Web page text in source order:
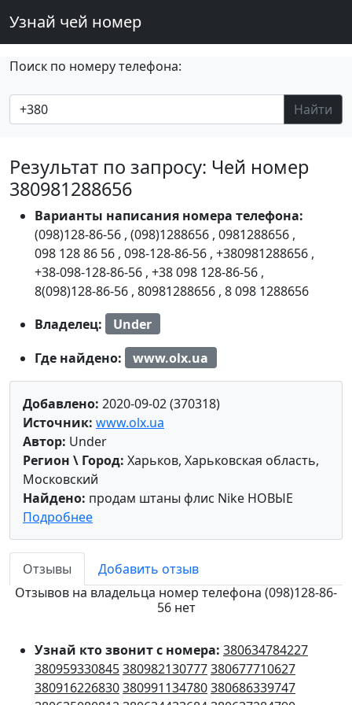
Узнай чей номер
Поиск по номеру телефона:
Найти
Результат по запросу: Чей номер
380981288656
Варианты написания номера телефона:
(098)128-86-56 , (098)1288656 , 0981288656 ,
098 128 86 56 , 098-128-86-56 , +380981288656 ,
+38-098-128-86-56 , +38 098 128-86-56 ,
8(098)128-86-56 , 80981288656 , 8 098 1288656
Владелец:
Under
Где найдено:
www.olx.ua
Добавлено: 2020-09-02 (370318)
Источник: www.olx.ua
Автор: Under
Регион \ Город: Харьков, Харьковская область,
Московский
Найдено: продам штаны флис Nike НОВЫЕ
Подробнее
Отзывы
Добавить отзыв
Отзывов на владельца номер телефона (098)128-86-
56 нет
Узнай кто звонит с номера: 380634784227
380959330845380982130777380677710627
380916226830380991134780380686339747